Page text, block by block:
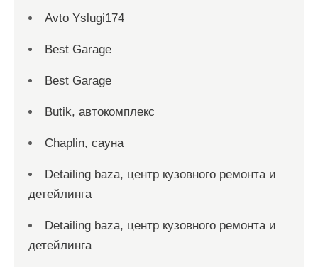
Avto Yslugi174
Best Garage
Best Garage
Butik, автокомплекс
Chaplin, сауна
Detailing baza, центр кузовного ремонта и
детейлинга
Detailing baza, центр кузовного ремонта и
детейлинга